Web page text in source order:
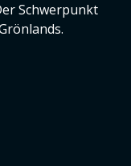
Schwerpunkt